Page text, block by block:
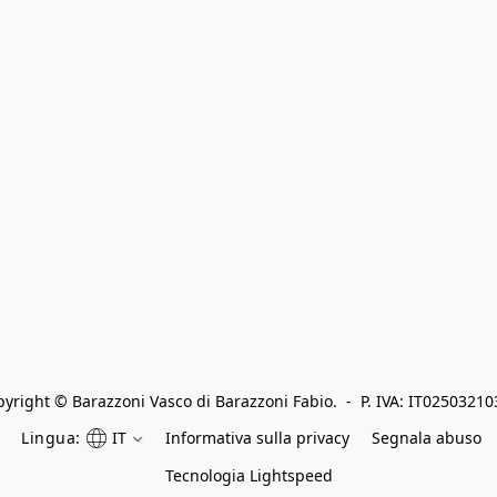
© Barazzoni Vasco di Barazzoni Fabio.  -  P. IVA:
Lingua:
IT Informativa sulla privacy
Segnala abuso
Tecnologia Lightspeed